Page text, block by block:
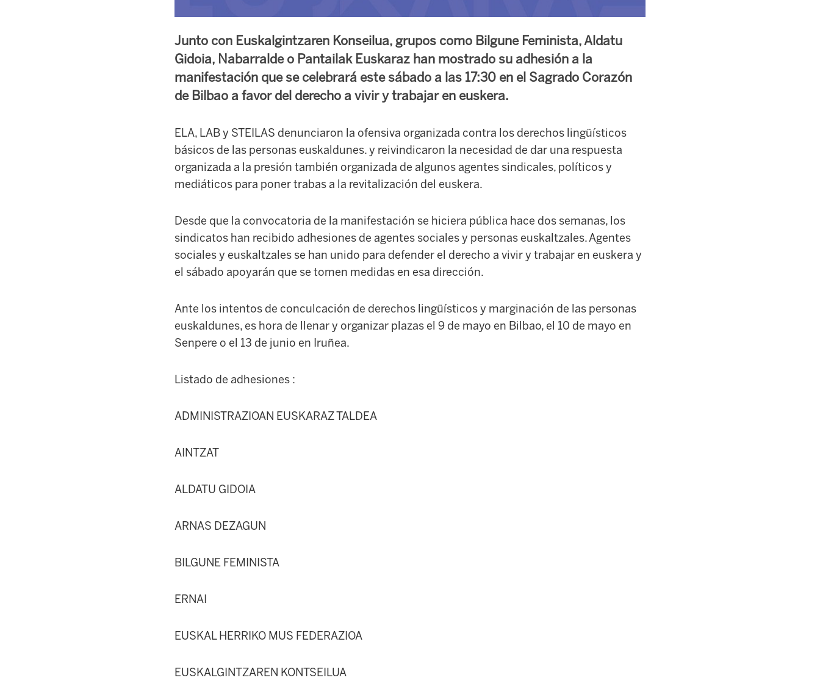
Junto con Euskalgintzaren Konseilua, grupos como Bilgune Feminista, Aldatu
Gidoia, Nabarralde o Pantailak Euskaraz han mostrado su adhesión a la
manifestación que se celebrará este sábado a las 17:30 en el Sagrado Corazón
de Bilbao a favor del derecho a vivir y trabajar en euskera.
ELA, LAB y STEILAS denunciaron la ofensiva organizada contra los derechos lingüísticos
básicos de las personas euskaldunes. y reivindicaron la necesidad de dar una respuesta
organizada a la presión también organizada de algunos agentes sindicales, políticos y
mediáticos para poner trabas a la revitalización del euskera.
Desde que la convocatoria de la manifestación se hiciera pública hace dos semanas, los
sindicatos han recibido adhesiones de agentes sociales y personas euskaltzales. Agentes
sociales y euskaltzales se han unido para defender el derecho a vivir y trabajar en euskera y
el sábado apoyarán que se tomen medidas en esa dirección.
Ante los intentos de conculcación de derechos lingüísticos y marginación de las personas
euskaldunes, es hora de llenar y organizar plazas el 9 de mayo en Bilbao, el 10 de mayo en
Senpere o el 13 de junio en Iruñea.
Listado de adhesiones :
ADMINISTRAZIOAN EUSKARAZ TALDEA
AINTZAT
ALDATU GIDOIA
ARNAS DEZAGUN
BILGUNE FEMINISTA
ERNAI
EUSKAL HERRIKO MUS FEDERAZIOA
EUSKALGINTZAREN KONTSEILUA